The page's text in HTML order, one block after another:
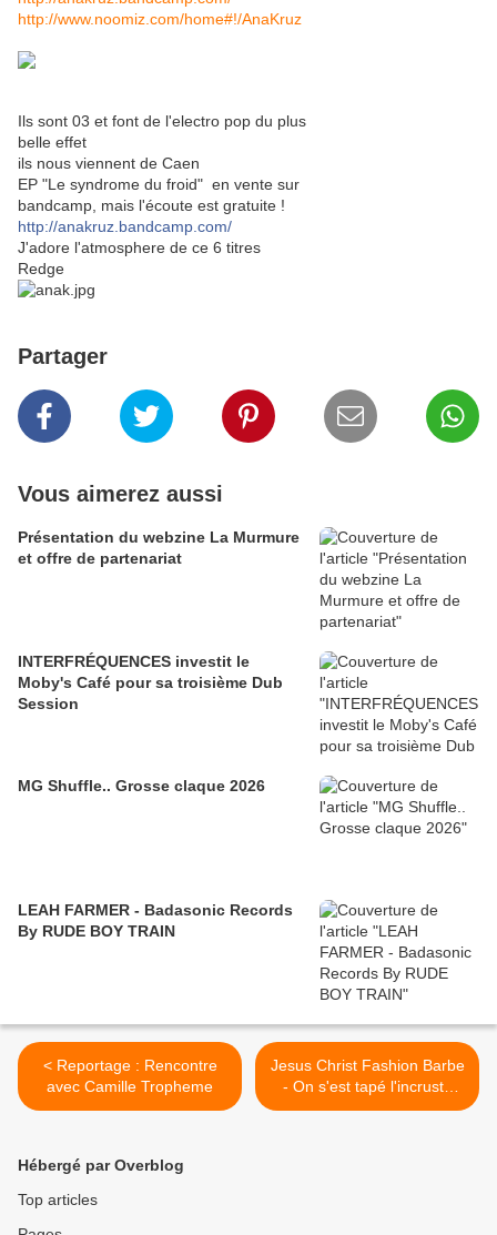
http://www.noomiz.com/home#!/AnaKruz
Ils sont 03 et font de l'electro pop du plus
belle effet
ils nous viennent de Caen
EP "Le syndrome du froid" en vente sur
bandcamp, mais l'écoute est gratuite !
http://anakruz.bandcamp.com/
J'adore l'atmosphere de ce 6 titres
Redge
Partager
Vous aimerez aussi
Présentation du webzine La Murmure
et offre de partenariat
INTERFRÉQUENCES investit le
Moby's Café pour sa troisième Dub
Session
MG Shuffle.. Grosse claque 2026
LEAH FARMER - Badasonic Records
By RUDE BOY TRAIN
< Reportage : Rencontre
avec Camille Tropheme
Jesus Christ Fashion Barbe
- On s'est tapé l'incruste
aux Rockos >
Hébergé par Overblog
Top articles